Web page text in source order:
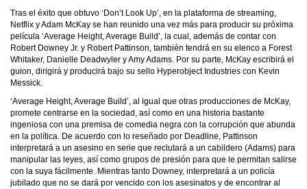
Tras el éxito que obtuvo ‘Don’t Look Up’, en la plataforma de streaming,
Netflix y Adam McKay se han reunido una vez más para producir su próxima
película ‘Average Height, Average Build’, la cual, además de contar con
Robert Downey Jr. y Robert Pattinson, también tendrá en su elenco a Forest
Whitaker, Danielle Deadwyler y Amy Adams. Por su parte, McKay escribirá el
guion, dirigirá y producirá bajo su sello Hyperobject Industries con Kevin
Messick.
‘Average Height, Average Build’, al igual que otras producciones de McKay,
promete centrarse en la sociedad, así como en una historia bastante
ingeniosa con una premisa de comedia negra con la corrupción que abunda
en la política. De acuerdo con lo reseñado por Deadline, Pattinson
interpretará a un asesino en serie que reclutará a un cabildero (Adams) para
manipular las leyes, así como grupos de presión para que le permitan salirse
con la suya fácilmente. Mientras tanto Downey, interpretará a un policía
jubilado que no se dará por vencido con los asesinatos y de encontrar al